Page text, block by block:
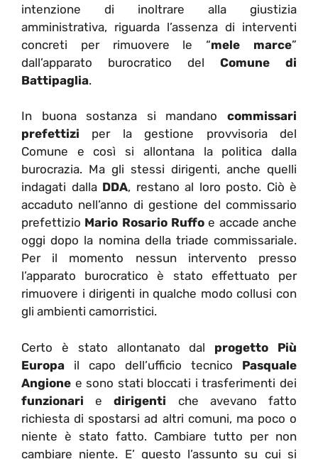
intenzione di inoltrare alla giustizia
amministrativa, riguarda l’assenza di interventi
concreti per rimuovere le “mele marce”
dall’apparato burocratico del Comune di
Battipaglia.
In buona sostanza si mandano commissari
prefettizi per la gestione provvisoria del
Comune e così si allontana la politica dalla
burocrazia. Ma gli stessi dirigenti, anche quelli
indagati dalla DDA, restano al loro posto. Ciò è
accaduto nell’anno di gestione del commissario
prefettizio Mario Rosario Ruffo e accade anche
oggi dopo la nomina della triade commissariale.
Per il momento nessun intervento presso
l’apparato burocratico è stato effettuato per
rimuovere i dirigenti in qualche modo collusi con
gli ambienti camorristici.
Certo è stato allontanato dal progetto Più
Europa il capo dell’ufficio tecnico Pasquale
Angione e sono stati bloccati i trasferimenti dei
funzionari edirigenti che avevano fatto
richiesta di spostarsi ad altri comuni, ma poco o
niente è stato fatto. Cambiare tutto per non
cambiare niente. E’ questo l’assunto su cui si